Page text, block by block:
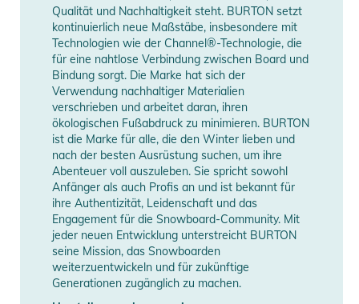
Konstruktion, die extrem responsiv ist und sich jedem Boot
anpasst; Der Supergrip Capstrap Zehenriemen verläuft über
der Zehenkappe des Boots und ist komplett injiziert, um
überschüssiges Material zu vermeiden
- Die leichte, bombensichere Baseplate aus Polycarbonat ist
butterweich und verspielt für entspanntes Cruisen
Produktinformationen und
Sicherheitshinweise
Gebrauchsanweisungen, Sicherheitshinweise und Warnungen
finden Sie direkt am Produkt.
Qualität und Nachhaltigkeit steht. BURTON setzt
kontinuierlich neue Maßstäbe, insbesondere mit
Technologien wie der Channel®-Technologie, die
für eine nahtlose Verbindung zwischen Board und
Bindung sorgt. Die Marke hat sich der
Verwendung nachhaltiger Materialien
verschrieben und arbeitet daran, ihren
ökologischen Fußabdruck zu minimieren. BURTON
ist die Marke für alle, die den Winter lieben und
nach der besten Ausrüstung suchen, um ihre
Abenteuer voll auszuleben. Sie spricht sowohl
Anfänger als auch Profis an und ist bekannt für
ihre Authentizität, Leidenschaft und das
Engagement für die Snowboard-Community. Mit
jeder neuen Entwicklung unterstreicht BURTON
seine Mission, das Snowboarden
weiterzuentwickeln und für zukünftige
Generationen zugänglich zu machen.